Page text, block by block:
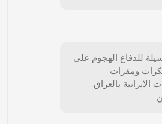
للدفاع الهجوم على
ومقرات
الايرانية بالعراق